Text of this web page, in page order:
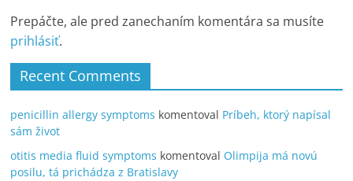
Prepáčte, ale pred zanechaním komentára sa musíte
prihlásiť.
Recent Comments
penicillin allergy symptoms komentoval Príbeh, ktorý napísal
sám život
otitis media fluid symptoms komentoval Olimpija má novú
posilu, tá prichádza z Bratislavy